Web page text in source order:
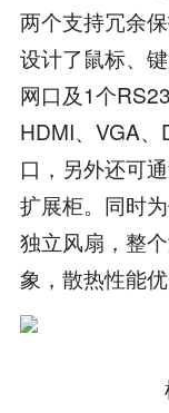
两个支持冗余
设计了鼠标、
网口及1个
HDMI、VGA
口，另外还可
扩展柜。同时
独立风扇，整
象，散热性能优